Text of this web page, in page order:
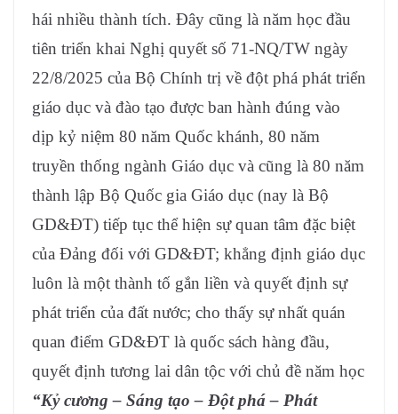
hái nhiều thành tích. Đây cũng là năm học đầu
tiên triển khai Nghị quyết số 71-NQ/TW ngày
22/8/2025 của Bộ Chính trị về đột phá phát triển
giáo dục và đào tạo được ban hành đúng vào
dịp kỷ niệm 80 năm Quốc khánh, 80 năm
truyền thống ngành Giáo dục và cũng là 80 năm
thành lập Bộ Quốc gia Giáo dục (nay là Bộ
GD&ĐT) tiếp tục thể hiện sự quan tâm đặc biệt
của Đảng đối với GD&ĐT; khẳng định giáo dục
luôn là một thành tố gắn liền và quyết định sự
phát triển của đất nước; cho thấy sự nhất quán
quan điểm GD&ĐT là quốc sách hàng đầu,
quyết định tương lai dân tộc với chủ đề năm học
“Kỷ cương – Sáng tạo – Đột phá – Phát